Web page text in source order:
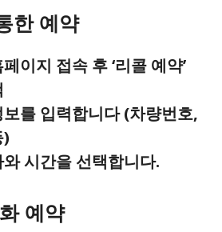
한 예약
이지 접속 후 ‘리콜 예약’
를 입력합니다 (차량번호,
)
시간을 선택합니다.
예약